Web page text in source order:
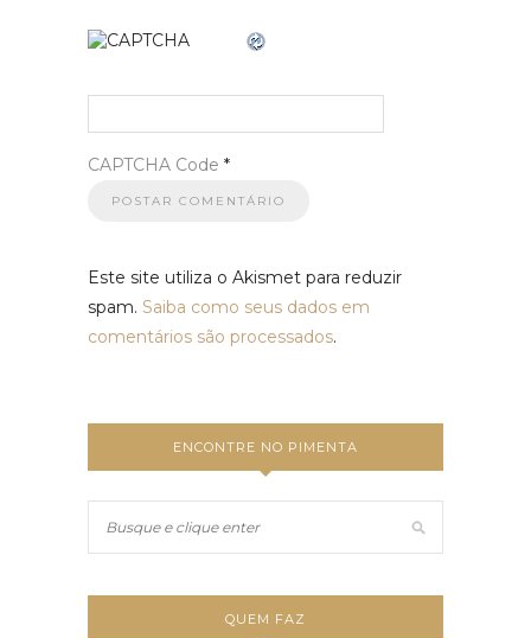
CAPTCHA Code *
Este site utiliza o Akismet para reduzir
spam. Saiba como seus dados em
comentários são processados.
ENCONTRE NO PIMENTA
QUEM FAZ